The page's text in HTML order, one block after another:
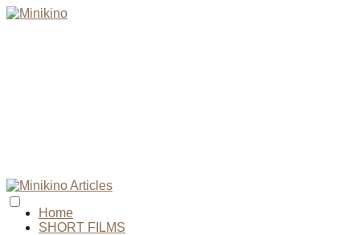
Home
SHORT FILMS